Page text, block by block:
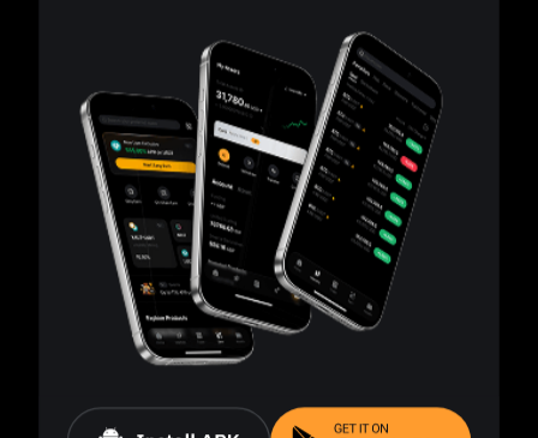
Эффективный контроль рисков
Ликвидация запускается, когда уровень маржи
падает до 50%.
Независимое управление позициями
одного и того же актива.